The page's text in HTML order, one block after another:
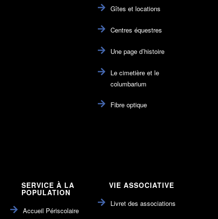
Gîtes et locations
Centres équestres
Une page d’histoire
Le cimetière et le
columbarium
Fibre optique
SERVICE À LA
POPULATION
Accueil Périscolaire
VIE ASSOCIATIVE
Livret des associations